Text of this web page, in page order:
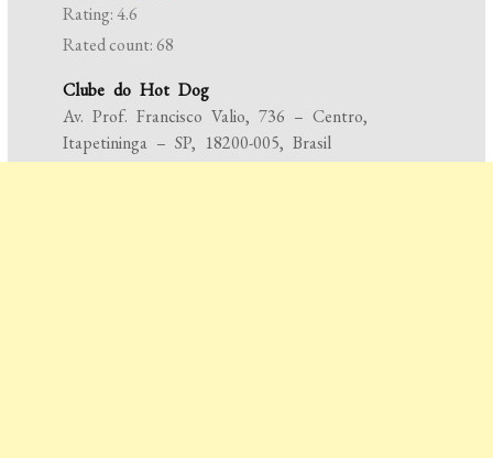
Rating: 4.6
Rated count: 68
Clube do Hot Dog
Av. Prof. Francisco Valio, 736 – Centro,
Itapetininga – SP, 18200-005, Brasil